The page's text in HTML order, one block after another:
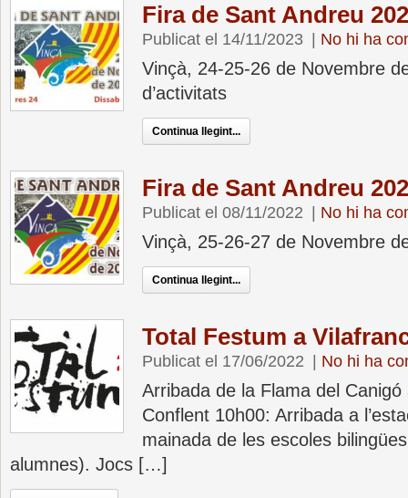
Fira de Sant Andreu
Publicat el 14/11/2023 No hi ha
Vinçà, 24-25-26 de Novembre
d’activitats
Continua llegint...
Fira de Sant Andreu
Publicat el 08/11/2022 No hi ha
Vinçà, 25-26-27 de Novembre
Continua llegint...
Total Festum a
Publicat el 17/06/2022 No hi ha
Arribada de la Flama del
Conflent 10h00: Arribada a
mainada de les escoles
alumnes). Jocs […]